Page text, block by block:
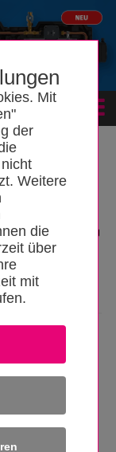
Mit
der
Weitere
die
über
mit
Hersteller-Login
Software